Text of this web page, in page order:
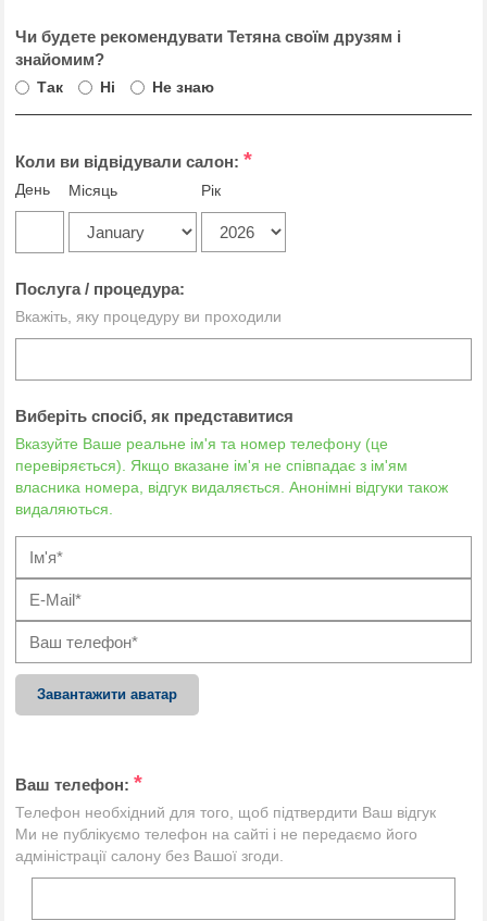
Чи будете рекомендувати Тетяна своїм друзям і
знайомим?
Так Ні Не знаю
Коли ви відвідували салон: *
День Місяць Рік
Послуга / процедура:
Вкажіть, яку процедуру ви проходили
Виберіть спосіб, як представитися
Вказуйте Ваше реальне ім'я та номер телефону (це
перевіряється). Якщо вказане ім'я не співпадає з ім'ям
власника номера, відгук видаляється. Анонімні відгуки також
видаляються.
Завантажити аватар
Ваш телефон: *
Телефон необхідний для того, щоб підтвердити Ваш відгук
Ми не публікуємо телефон на сайті і не передаємо його
адміністрації салону без Вашої згоди.